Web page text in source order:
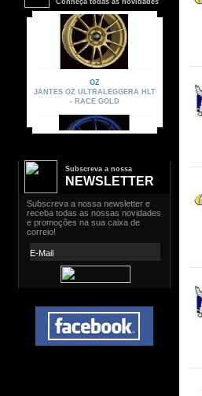
Subscreva a nossa
NEWSLETTER